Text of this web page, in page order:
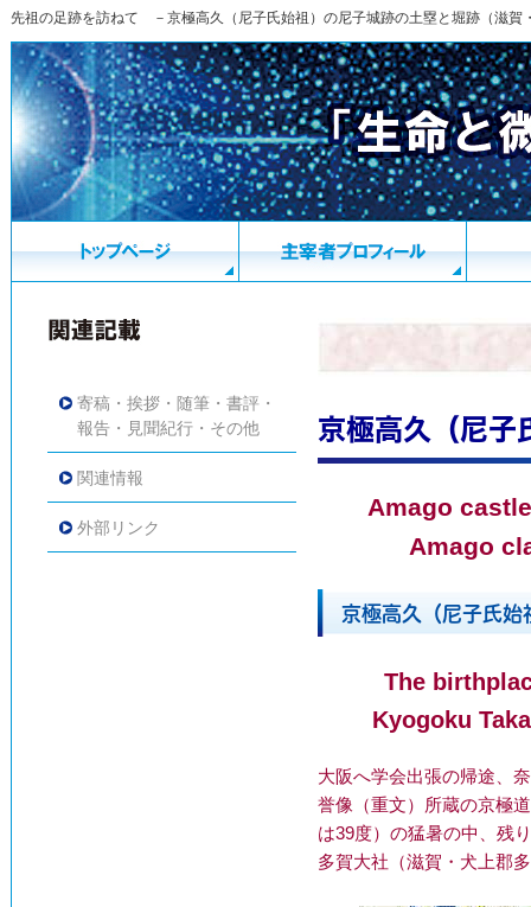
先祖の足跡を訪ねて －京極高久（尼子氏始祖）の尼子城跡の土塁と堀跡（滋賀
寄稿・挨拶・随筆・書評・
報告・見聞紀行・その他
関連情報
外部リンク
京極高久（尼子
Amago
Amago
京極高久（尼子氏始
The
Kyogoku
大阪へ学会出張の帰途、
誉像（重文）所蔵の京極
は39度）の猛暑の中、残
多賀大社（滋賀・犬上郡